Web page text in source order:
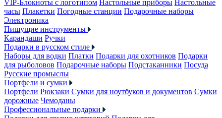
VIP-Блокноты с логотипом Настольные приборы Настольные
часы Плакетки Погодные станции Подарочные наборы
Электроника
Пишущие инструменты
Карандаши Ручки
Подарки в русском стиле
Наборы для водки Платки Подарки для охотников Подарки
для рыболовов Подарочные наборы Подстаканники Посуда
Русские промыслы
Портфели и сумки
Портфели Рюкзаки Сумки для ноутбуков и документов Сумки
дорожные Чемоданы
Профессиональные подарки